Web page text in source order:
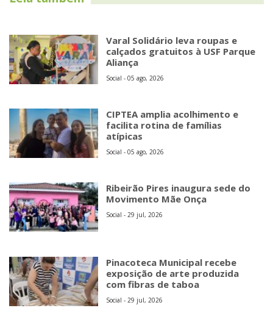
Varal Solidário leva roupas e
calçados gratuitos à USF Parque
Aliança
Social - 05 ago, 2026
CIPTEA amplia acolhimento e
facilita rotina de famílias
atípicas
Social - 05 ago, 2026
Ribeirão Pires inaugura sede do
Movimento Mãe Onça
Social - 29 jul, 2026
Pinacoteca Municipal recebe
exposição de arte produzida
com fibras de taboa
Social - 29 jul, 2026